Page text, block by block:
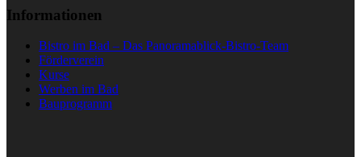
Informationen
Bistro im Bad – Das Panoramablick-Bistro-Team
Förderverein
Kurse
Werben im Bad
Bauprogramm